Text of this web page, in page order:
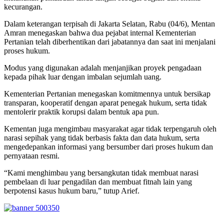
kecurangan.
Dalam keterangan terpisah di Jakarta Selatan, Rabu (04/6), Mentan
Amran menegaskan bahwa dua pejabat internal Kementerian
Pertanian telah diberhentikan dari jabatannya dan saat ini menjalani
proses hukum.
Modus yang digunakan adalah menjanjikan proyek pengadaan
kepada pihak luar dengan imbalan sejumlah uang.
Kementerian Pertanian menegaskan komitmennya untuk bersikap
transparan, kooperatif dengan aparat penegak hukum, serta tidak
mentolerir praktik korupsi dalam bentuk apa pun.
Kementan juga mengimbau masyarakat agar tidak terpengaruh oleh
narasi sepihak yang tidak berbasis fakta dan data hukum, serta
mengedepankan informasi yang bersumber dari proses hukum dan
pernyataan resmi.
“Kami menghimbau yang bersangkutan tidak membuat narasi
pembelaan di luar pengadilan dan membuat fitnah lain yang
berpotensi kasus hukum baru,” tutup Arief.